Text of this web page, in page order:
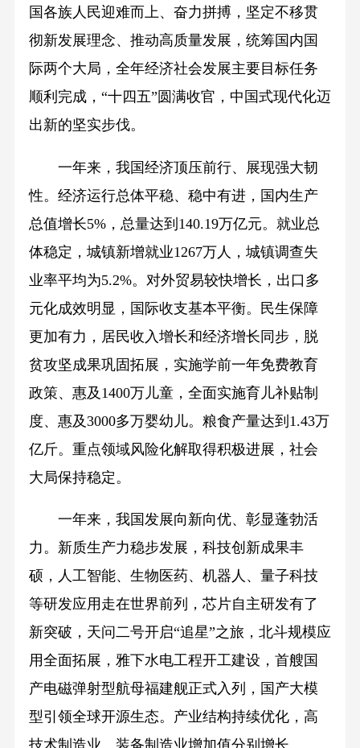
国各族人民迎难而上、奋力拼搏，坚定不移贯
彻新发展理念、推动高质量发展，统筹国内国
际两个大局，全年经济社会发展主要目标任务
顺利完成，“十四五”圆满收官，中国式现代化迈
出新的坚实步伐。
一年来，我国经济顶压前行、展现强大韧
性。经济运行总体平稳、稳中有进，国内生产
总值增长5%，总量达到140.19万亿元。就业总
体稳定，城镇新增就业1267万人，城镇调查失
业率平均为5.2%。对外贸易较快增长，出口多
元化成效明显，国际收支基本平衡。民生保障
更加有力，居民收入增长和经济增长同步，脱
贫攻坚成果巩固拓展，实施学前一年免费教育
政策、惠及1400万儿童，全面实施育儿补贴制
度、惠及3000多万婴幼儿。粮食产量达到1.43万
亿斤。重点领域风险化解取得积极进展，社会
大局保持稳定。
一年来，我国发展向新向优、彰显蓬勃活
力。新质生产力稳步发展，科技创新成果丰
硕，人工智能、生物医药、机器人、量子科技
等研发应用走在世界前列，芯片自主研发有了
新突破，天问二号开启“追星”之旅，北斗规模应
用全面拓展，雅下水电工程开工建设，首艘国
产电磁弹射型航母福建舰正式入列，国产大模
型引领全球开源生态。产业结构持续优化，高